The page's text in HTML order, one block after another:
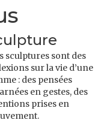
sculptures sont des
sur la vie d’une
: des pensées
en gestes, des
prises en